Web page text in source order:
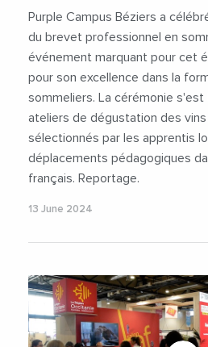
Purple Campus Béziers a
du brevet professionnel en
événement marquant pour cet
pour son excellence dans la
sommeliers. La cérémonie
ateliers de dégustation des
sélectionnés par les apprentis
déplacements pédagogiques
français. Reportage.
13 June 2024